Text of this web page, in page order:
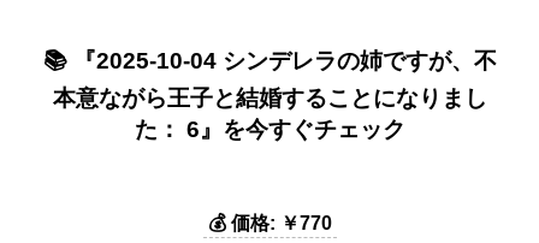
📚 『2025-10-04 シンデレラの姉ですが、不
本意ながら王子と結婚することになりまし
た： 6』を今すぐチェック
💰 価格: ￥770